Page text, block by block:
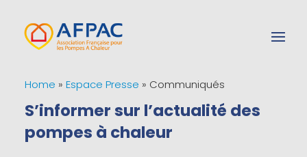
Home » Espace Presse » Communiqués
S’informer sur l’actualité des
pompes à chaleur